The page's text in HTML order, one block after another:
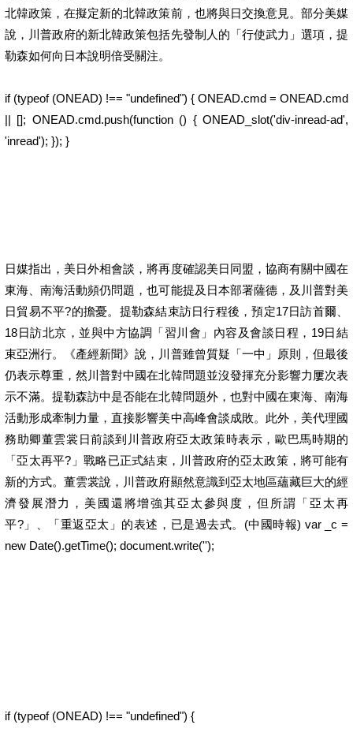
北韓政策，在擬定新的北韓政策前，也將與日交換意見。部分美媒
說，川普政府的新北韓政策包括先發制人的「行使武力」選項，提
勒森如何向日本說明倍受關注。
if (typeof (ONEAD) !== "undefined") { ONEAD.cmd = ONEAD.cmd
|| []; ONEAD.cmd.push(function () { ONEAD_slot('div-inread-ad',
'inread'); }); }
日媒指出，美日外相會談，將再度確認美日同盟，協商有關中國在
東海、南海活動頻仍問題，也可能提及日本部署薩德，及川普對美
日貿易不平?的擔憂。提勒森結束訪日行程後，預定17日訪首爾、
18日訪北京，並與中方協調「習川會」內容及會談日程，19日結
束亞洲行。《產經新聞》說，川普雖曾質疑「一中」原則，但最後
仍表示尊重，然川普對中國在北韓問題並沒發揮充分影響力屢次表
示不滿。提勒森訪中是否能在北韓問題外，也對中國在東海、南海
活動形成牽制力量，直接影響美中高峰會談成敗。此外，美代理國
務助卿董雲裳日前談到川普政府亞太政策時表示，歐巴馬時期的
「亞太再平?」戰略已正式結束，川普政府的亞太政策，將可能有
新的方式。董雲裳說，川普政府顯然意識到亞太地區蘊藏巨大的經
濟發展潛力，美國還將增強其亞太參與度，但所謂「亞太再
平?」、「重返亞太」的表述，已是過去式。(中國時報) var _c =
new Date().getTime(); document.write('');
if (typeof (ONEAD) !== "undefined") {